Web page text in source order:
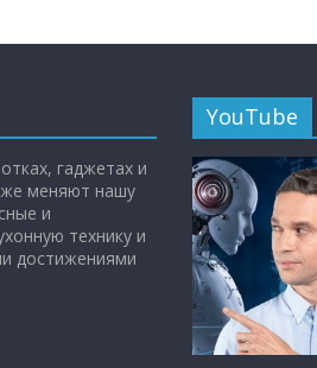
гаджетах и
меняют нашу
и
технику и
достижениями
YouTube